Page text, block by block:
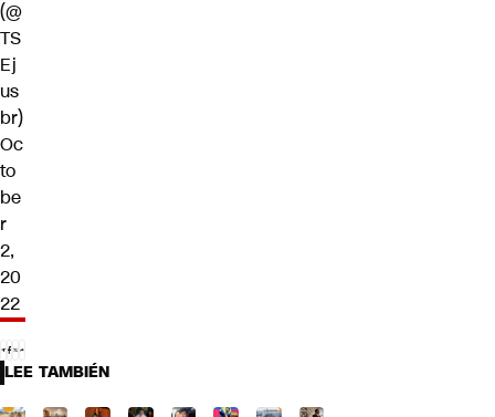
(@
TS
Ej
us
br)
Oc
to
be
r
2,
20
22
LEE TAMBIÉN